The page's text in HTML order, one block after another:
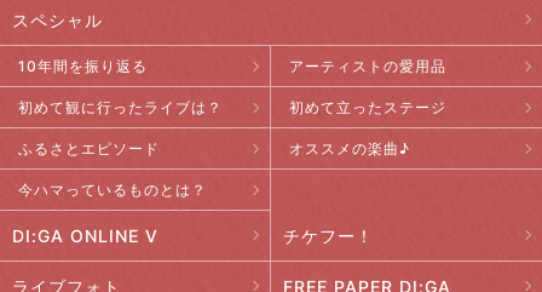
スペシャル
10年間を振り返る アーティストの愛用品
初めて観に行ったライブは？ 初めて立ったステージ
ふるさとエピソード オススメの楽曲♪
今ハマっているものとは？
DI:GA ONLINE V チケフー！
ライブフォト FREE PAPER DI:GA